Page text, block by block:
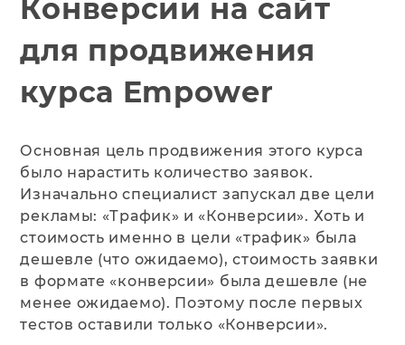
Конверсии на сайт
для продвижения
курса Empower
Основная цель продвижения этого курса
было нарастить количество заявок.
Изначально специалист запускал две цели
рекламы: «Трафик» и «‎Конверсии». Хоть и
стоимость именно в цели «трафик» была
дешевле (что ожидаемо), стоимость заявки
в формате «конверсии» была дешевле (не
менее ожидаемо). Поэтому после первых
тестов оставили только «Конверсии».